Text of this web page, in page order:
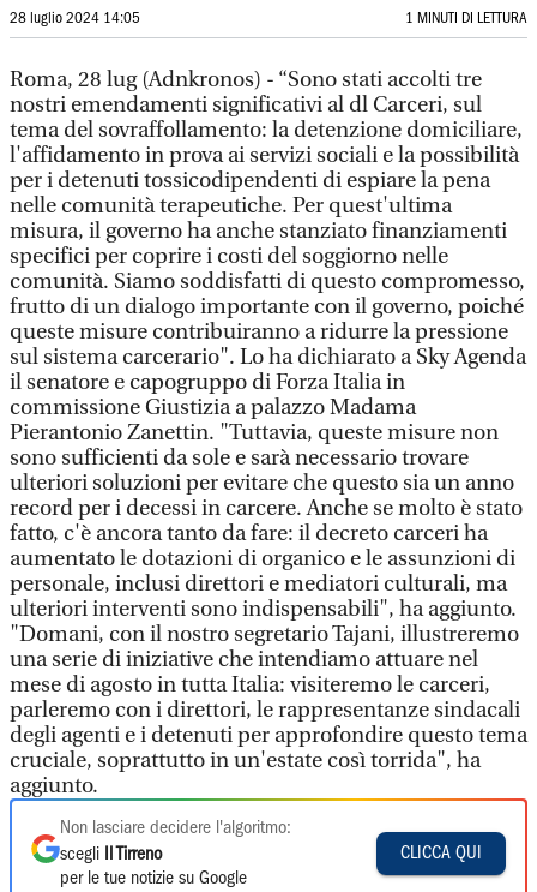
28 luglio 2024 14:05 1 MINUTI DI LETTURA
Roma, 28 lug (Adnkronos) - “Sono stati accolti tre
nostri emendamenti significativi al dl Carceri, sul
tema del sovraffollamento: la detenzione domiciliare,
l'affidamento in prova ai servizi sociali e la possibilità
per i detenuti tossicodipendenti di espiare la pena
nelle comunità terapeutiche. Per quest'ultima
misura, il governo ha anche stanziato finanziamenti
specifici per coprire i costi del soggiorno nelle
comunità. Siamo soddisfatti di questo compromesso,
frutto di un dialogo importante con il governo, poiché
queste misure contribuiranno a ridurre la pressione
sul sistema carcerario". Lo ha dichiarato a Sky Agenda
il senatore e capogruppo di Forza Italia in
commissione Giustizia a palazzo Madama
Pierantonio Zanettin. "Tuttavia, queste misure non
sono sufficienti da sole e sarà necessario trovare
ulteriori soluzioni per evitare che questo sia un anno
record per i decessi in carcere. Anche se molto è stato
fatto, c'è ancora tanto da fare: il decreto carceri ha
aumentato le dotazioni di organico e le assunzioni di
personale, inclusi direttori e mediatori culturali, ma
ulteriori interventi sono indispensabili", ha aggiunto.
"Domani, con il nostro segretario Tajani, illustreremo
una serie di iniziative che intendiamo attuare nel
mese di agosto in tutta Italia: visiteremo le carceri,
parleremo con i direttori, le rappresentanze sindacali
degli agenti e i detenuti per approfondire questo tema
cruciale, soprattutto in un'estate così torrida", ha
aggiunto.
Non lasciare decidere l'algoritmo:
scegli
Il Tirreno
per le tue notizie su Google
CLICCA QUI